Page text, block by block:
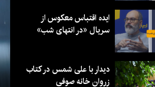
ایده اقتباس معکوس از
سریال «در انتهای شب»
دیدار با علی شمس در کتاب
زروان خانه صوفی